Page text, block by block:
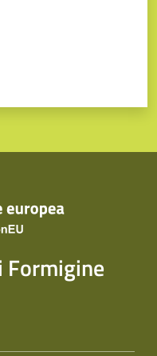
Formigine